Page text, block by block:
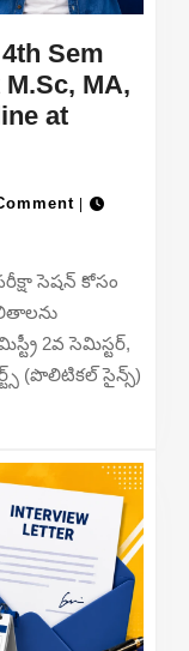
Sem
MA,
at
|
సెషన్ కోసం
2వ సెమిస్టర్,
(పొలిటికల్ సైన్స్)